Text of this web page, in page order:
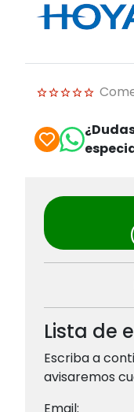
Lista de
Escriba a
avisaremos
Email: